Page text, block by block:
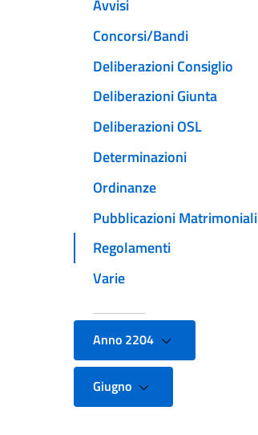
Avvisi
Concorsi/Bandi
Deliberazioni Consiglio
Deliberazioni Giunta
Deliberazioni OSL
Determinazioni
Ordinanze
Pubblicazioni Matrimoniali
Regolamenti
Varie
Anno 2204
Giugno